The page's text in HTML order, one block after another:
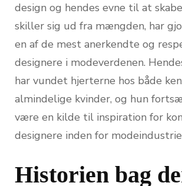
design og hendes evne til at
skiller sig ud fra mængden, har
en af de mest anerkendte og
designere i modeverdenen.
har vundet hjerterne hos både
almindelige kvinder, og hun
være en kilde til inspiration for
designere inden for
Historien bag